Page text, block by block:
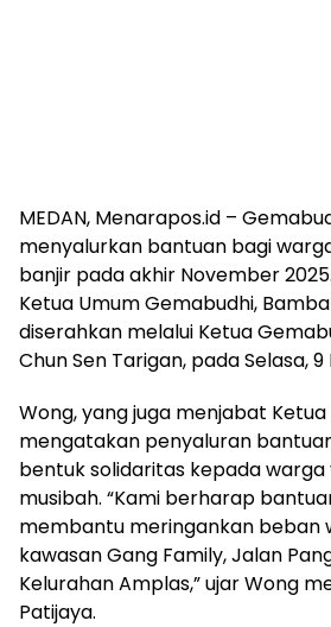
MEDAN, Menarapos.id –
menyalurkan bantuan bagi
banjir pada akhir November
Ketua Umum Gemabudhi,
diserahkan melalui Ketua
Chun Sen Tarigan, pada Selasa,
Wong, yang juga menjabat Ketua
mengatakan penyaluran
bentuk solidaritas kepada
musibah. “Kami berharap
membantu meringankan beban
kawasan Gang Family, Jalan
Kelurahan Amplas,” ujar Wong
Patijaya.